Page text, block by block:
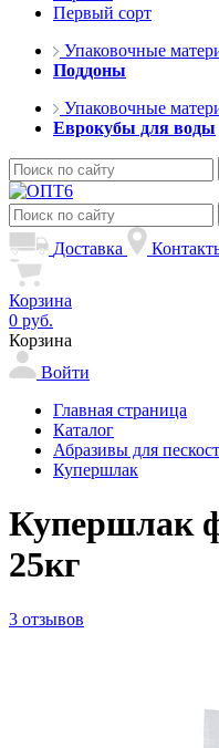
Первый сорт
Упаковочные
Поддоны
Упаковочные
Еврокубы для воды
Доставка
Корзина
0 руб.
Корзина
Войти
Главная страница
Каталог
Абразивы для
Купершлак
Купершлак
25кг
3 отзывов